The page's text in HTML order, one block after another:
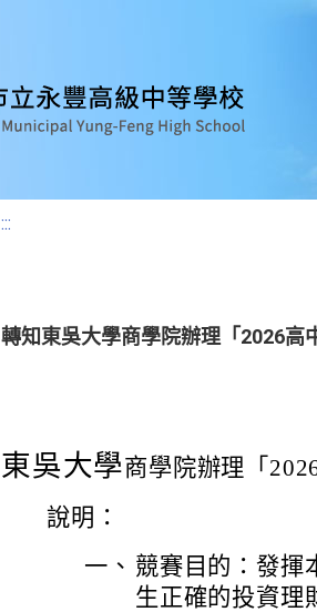
:::
轉知東吳大學商學院辦理「2026高
東吳大學商學院辦理「
說明：
一、 競賽目的：發揮
生正確的投資理